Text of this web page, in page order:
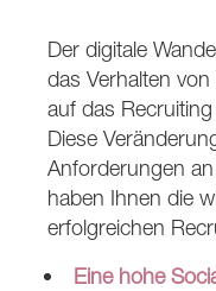
Der digitale
das Verhalten
auf das
Diese
Anforderungen
haben Ihnen die
erfolgreichen
Eine hohe